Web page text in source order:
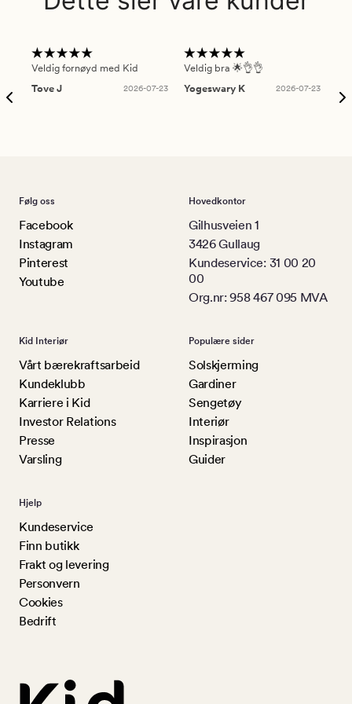
Veldig fornøyd med Kid
Tove J
2026-07-23
Veldig bra 🌟👌👌
Yogeswary K
2026-07-23
Følg oss
Facebook
Instagram
Pinterest
Youtube
Hovedkontor
Gilhusveien 1
3426 Gullaug
Kundeservice: 31 00 20
00
Org.nr: 958 467 095 MVA
Kid Interiør
Vårt bærekraftsarbeid
Kundeklubb
Karriere i Kid
Investor Relations
Presse
Varsling
Populære sider
Solskjerming
Gardiner
Sengetøy
Interiør
Inspirasjon
Guider
Hjelp
Kundeservice
Finn butikk
Frakt og levering
Personvern
Cookies
Bedrift